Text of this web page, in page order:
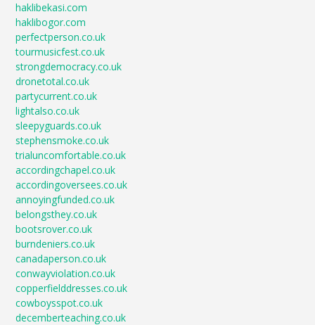
haklibekasi.com
haklibogor.com
perfectperson.co.uk
tourmusicfest.co.uk
strongdemocracy.co.uk
dronetotal.co.uk
partycurrent.co.uk
lightalso.co.uk
sleepyguards.co.uk
stephensmoke.co.uk
trialuncomfortable.co.uk
accordingchapel.co.uk
accordingoversees.co.uk
annoyingfunded.co.uk
belongsthey.co.uk
bootsrover.co.uk
burndeniers.co.uk
canadaperson.co.uk
conwayviolation.co.uk
copperfielddresses.co.uk
cowboysspot.co.uk
decemberteaching.co.uk